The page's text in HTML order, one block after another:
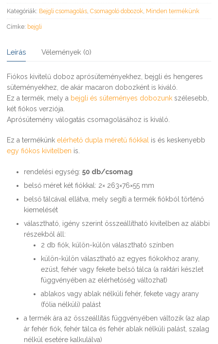
Kategóriák: Bejgli csomagolás, Csomagoló dobozok, Minden termékünk
Címke: bejgli
Leírás Vélemények (0)
Fiókos kivitelű doboz aprósüteményekhez, bejgli és hengeres
süteményekhez, de akár macaron dobozként is kiváló.
Ez a termék, mely a bejgli és süteményes dobozunk szélesebb,
két fiókos verziója.
Aprósütemény válogatás csomagolásához is kiváló.
Ez a termékünk elérhető dupla méretű fiókkal
is és keskenyebb
egy fiókos kivitelben is.
rendelési egység: 50 db/csomag
belső méret két fiókkal: 2× 263×76×55 mm
belső tálcával ellátva, mely segíti a termék fiókból történő
kiemelését
választható, igény szerint összeállítható kivitelben az alábbi
részekből áll:
2 db fiók, külön-külön választható színben
külön-külön választható az egyes fiókokhoz arany,
ezüst, fehér vagy fekete belső tálca (a raktári készlet
függvényében az elérhetőség változhat)
ablakos vagy ablak nélküli fehér, fekete vagy arany
(fólia nélküli) palást
a termék ára az összeállítás függvényében változik (az alap
ár fehér fiók, fehér tálca és fehér ablak nélküli palást, szalag
nélkül esetére kalkulálva)